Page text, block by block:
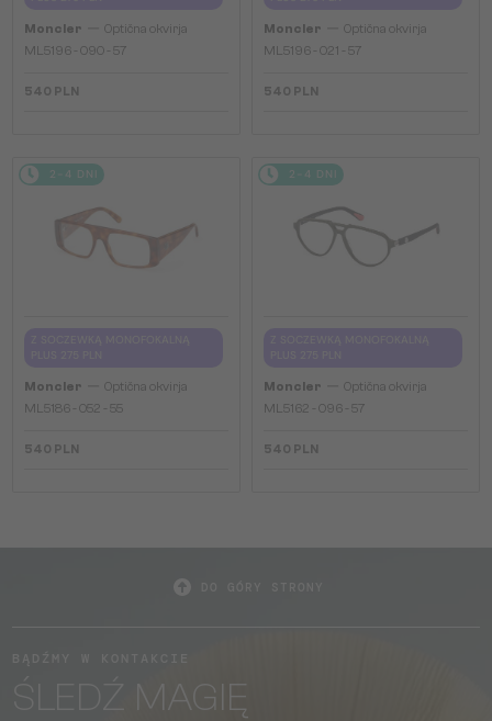
Moncler
Optična okvirja
ML5196 - 090 - 57
540 PLN
Moncler
Optična okvirja
ML5196 - 021 - 57
540 PLN
2-4 DNI
Moncler
Optična okvirja
ML5186 - 052 - 55
540 PLN
2-4 DNI
Moncler
Optična okvirja
ML5162 - 096 - 57
540 PLN
ŚLEDŹ MAGIĘ